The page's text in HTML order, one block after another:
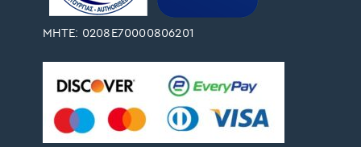
ΜΗΤΕ: 0208Ε70000806201